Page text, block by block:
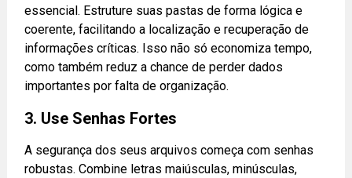
essencial. Estruture suas pastas de forma lógica e
coerente, facilitando a localização e recuperação de
informações críticas. Isso não só economiza tempo,
como também reduz a chance de perder dados
importantes por falta de organização.
3. Use Senhas Fortes
A segurança dos seus arquivos começa com senhas
robustas. Combine letras maiúsculas, minúsculas,